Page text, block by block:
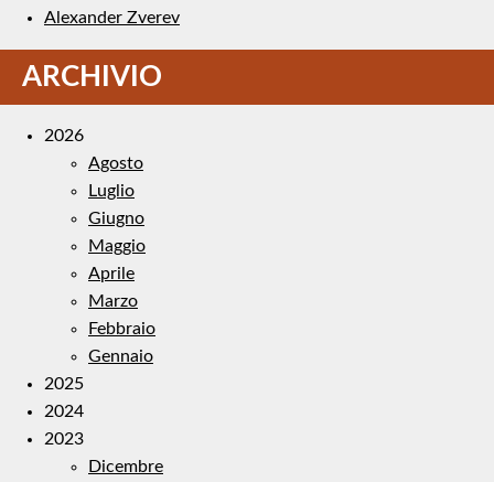
Alexander Zverev
ARCHIVIO
2026
Agosto
Luglio
Giugno
Maggio
Aprile
Marzo
Febbraio
Gennaio
2025
2024
2023
Dicembre